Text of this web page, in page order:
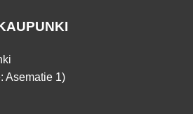
Asematie 1)